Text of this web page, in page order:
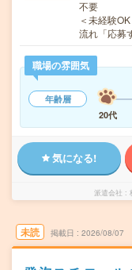
不要
＜未経験
流れ「応募
職場の雰囲気
年齢層
20代
気になる!
派遣会社
未読 掲載日 2026/08/07